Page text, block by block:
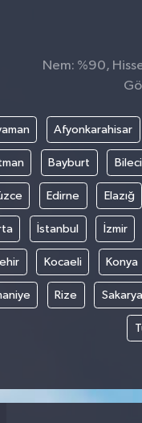
Nem: %90,
Afyonkarahisar
Bayburt
Edirne Elazığ
İstanbul İzmir
Kocaeli Konya
Rize Sakarya